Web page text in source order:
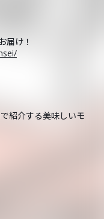
届け！
紹介する美味しいモ